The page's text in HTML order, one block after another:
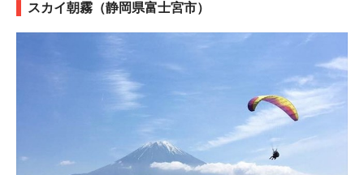
スカイ朝霧（静岡県富士宮市）